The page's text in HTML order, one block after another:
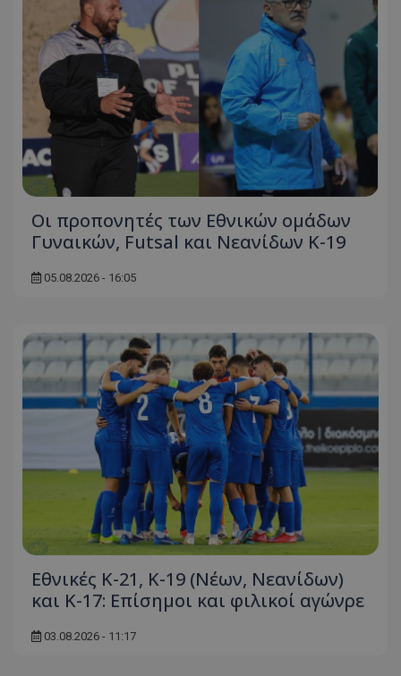
Οι προπονητές των Εθνικών ομάδων
Γυναικών, Futsal και Νεανίδων Κ-19
05.08.2026 - 16:05
Εθνικές Κ-21, Κ-19 (Νέων, Νεανίδων)
και Κ-17: Eπίσημοι και φιλικοί αγώνρε
03.08.2026 - 11:17